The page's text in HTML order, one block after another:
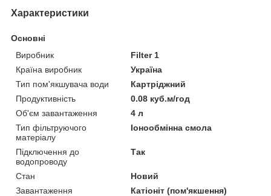
Характеристики
Основні
Виробник
Filter 1
Країна виробник
Україна
Тип пом'якшувача води
Картріджний
Продуктивність
0.08 куб.м/год
Об'єм завантаження
4 л
Тип фільтруючого
матеріалу
Іонообмінна смола
Підключення до
водопроводу
Так
Стан
Новий
Завантаження
Катіоніт (пом'якшення)